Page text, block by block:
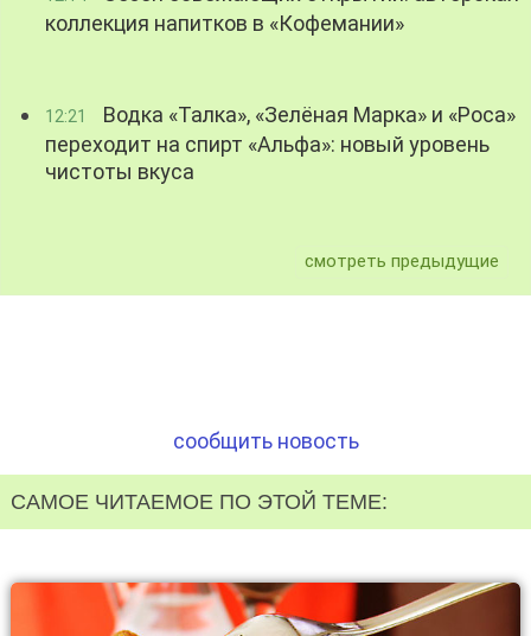
коллекция напитков в «Кофемании»
12:21
Водка «Талка», «Зелёная Марка» и «Роса»
переходит на спирт «Альфа»: новый уровень
чистоты вкуса
смотреть предыдущие
сообщить новость
САМОЕ ЧИТАЕМОЕ ПО ЭТОЙ ТЕМЕ: